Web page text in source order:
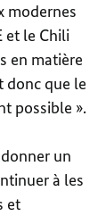
modernes
et le Chili
en matière
donc que le
possible ».
un
à les
et